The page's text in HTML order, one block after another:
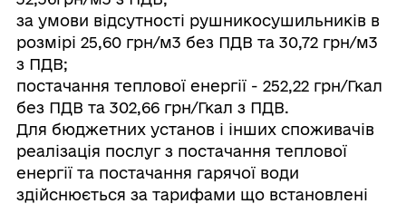
за умови відсутності рушникосушильників в
розмірі 25,60 грн/м3 без ПДВ та 30,72 грн/м3
з ПДВ;
постачання теплової енергії - 252,22 грн/Гкал
без ПДВ та 302,66 грн/Гкал з ПДВ.
Для бюджетних установ і інших споживачів
реалізація послуг з постачання теплової
енергії та постачання гарячої води
здійснюється за тарифами що встановлені